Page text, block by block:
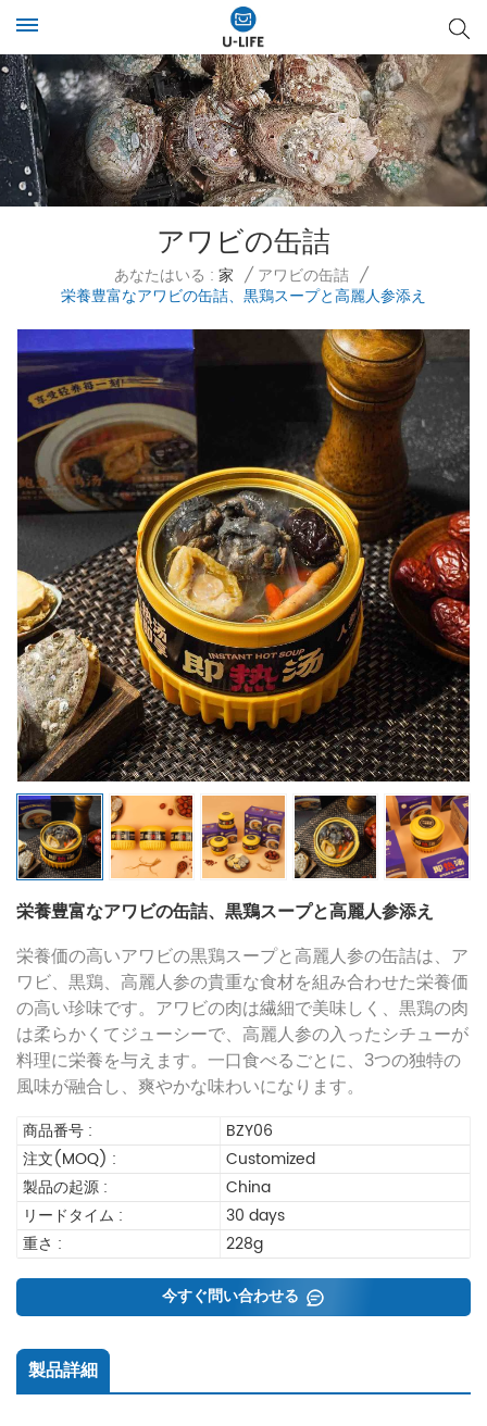
アワビの缶詰
あなたはいる : 家 / アワビの缶詰 /
栄養豊富なアワビの缶詰、黒鶏スープと高麗人参添え
栄養豊富なアワビの缶詰、黒鶏スープと高麗人参添え
栄養価の高いアワビの黒鶏スープと高麗人参の缶詰は、ア
ワビ、黒鶏、高麗人参の貴重な食材を組み合わせた栄養価
の高い珍味です。アワビの肉は繊細で美味しく、黒鶏の肉
は柔らかくてジューシーで、高麗人参の入ったシチューが
料理に栄養を与えます。一口食べるごとに、3つの独特の
風味が融合し、爽やかな味わいになります。
商品番号 :
BZY06
注文(MOQ) :
Customized
製品の起源 :
China
リードタイム :
30 days
重さ :
228g
今すぐ問い合わせる
製品詳細